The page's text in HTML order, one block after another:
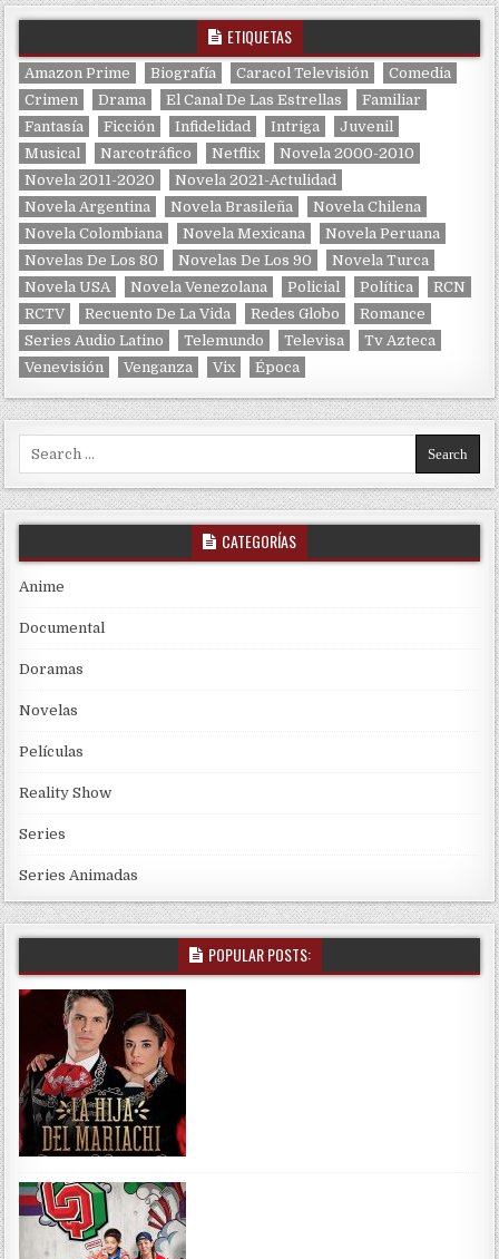
ETIQUETAS
Amazon Prime Biografía Caracol Televisión
Comedia
Crimen
Drama El Canal De Las Estrellas
Familiar
Fantasía
Ficción Infidelidad Intriga
Juvenil
Musical
Narcotráfico Netflix
Novela 2000-2010
Novela 2011-2020
Novela 2021-Actulidad
Novela Argentina
Novela Brasileña
Novela Chilena
Novela Colombiana
Novela Mexicana
Novela Peruana
Novelas De Los 80
Novelas De Los 90
Novela Turca
Novela USA
Novela Venezolana Policial Política
RCN
RCTV
Recuento De La Vida Redes Globo
Romance
Series Audio Latino
Telemundo Televisa
Tv Azteca
Venevisión
Venganza Vix Época
Search for:
CATEGORÍAS
Anime
Documental
Doramas
Novelas
Películas
Reality Show
Series
Series Animadas
POPULAR POSTS: